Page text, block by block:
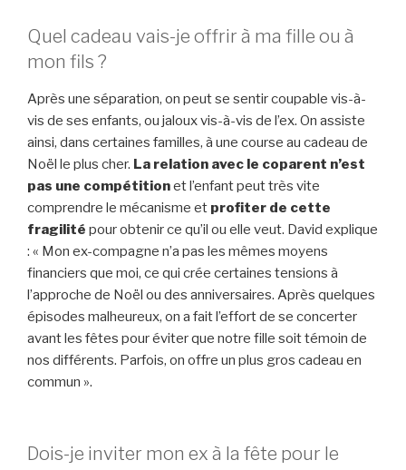
Quel cadeau vais-je offrir à ma fille ou à
mon fils ?
Après une séparation, on peut se sentir coupable vis-à-
vis de ses enfants, ou jaloux vis-à-vis de l’ex. On assiste
ainsi, dans certaines familles, à une course au cadeau de
Noël le plus cher. La relation avec le coparent n’est
pas une compétitionet l’enfant peut très vite
comprendre le mécanisme et profiter de cette
fragilité pour obtenir ce qu’il ou elle veut. David explique
: « Mon ex-compagne n’a pas les mêmes moyens
financiers que moi, ce qui crée certaines tensions à
l’approche de Noël ou des anniversaires. Après quelques
épisodes malheureux, on a fait l’effort de se concerter
avant les fêtes pour éviter que notre fille soit témoin de
nos différents. Parfois, on offre un plus gros cadeau en
commun ».
Dois-je inviter mon ex à la fête pour le